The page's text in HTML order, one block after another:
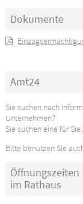
Dokumente
Amt24
Sie suchen nach
Unternehmen?
Sie suchen eine für
Bitte benutzen Sie
Öffnungszeiten
im Rathaus